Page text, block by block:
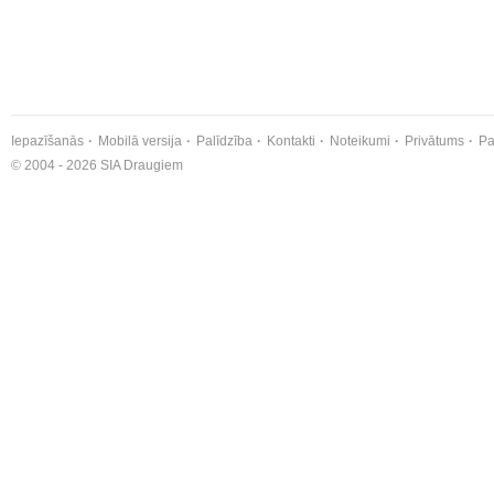
Iepazīšanās Mobilā versija Palīdzība Kontakti Noteikumi Privātums
© 2004 - 2026 SIA Draugiem